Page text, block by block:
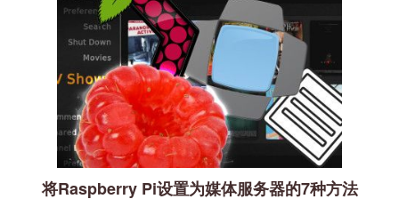
将Raspberry Pi设置为媒体服务器的7种方法